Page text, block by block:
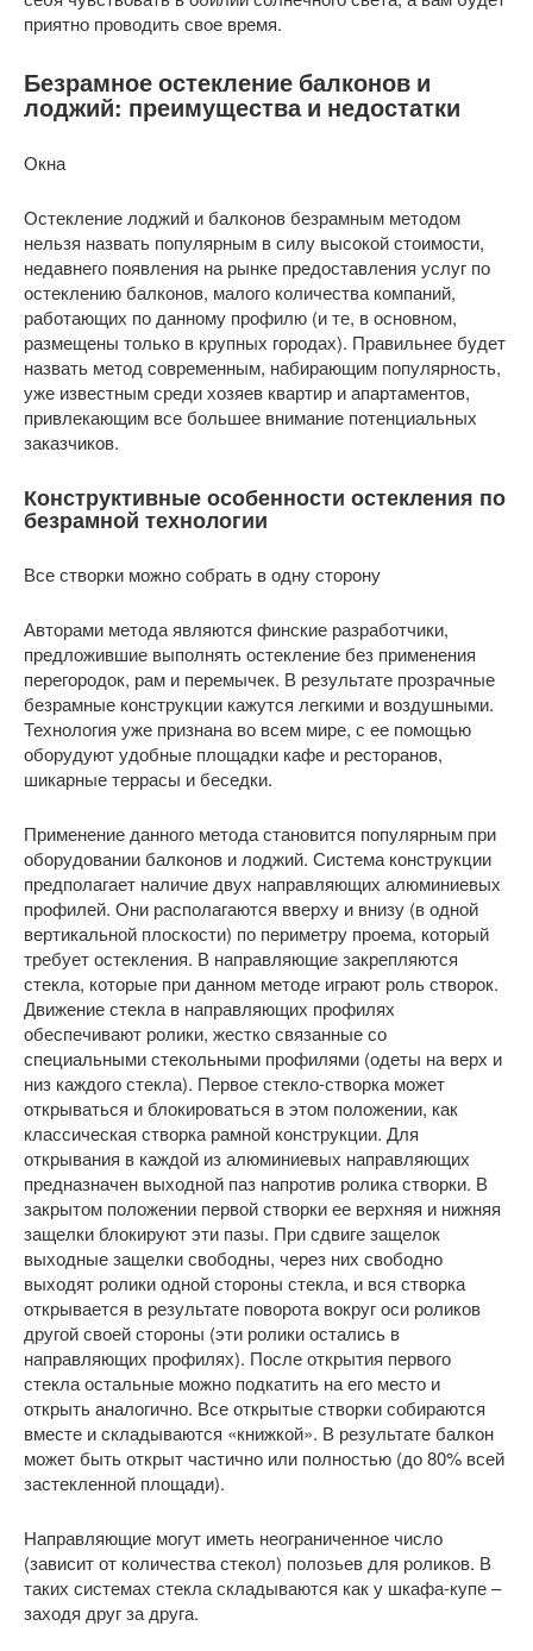
приятно проводить свое время.
Безрамное остекление балконов и
лоджий: преимущества и недостатки
Окна
Остекление лоджий и балконов безрамным методом
нельзя назвать популярным в силу высокой стоимости,
недавнего появления на рынке предоставления услуг по
остеклению балконов, малого количества компаний,
работающих по данному профилю (и те, в основном,
размещены только в крупных городах). Правильнее будет
назвать метод современным, набирающим популярность,
уже известным среди хозяев квартир и апартаментов,
привлекающим все большее внимание потенциальных
заказчиков.
Конструктивные особенности остекления по
безрамной технологии
Все створки можно собрать в одну сторону
Авторами метода являются финские разработчики,
предложившие выполнять остекление без применения
перегородок, рам и перемычек. В результате прозрачные
безрамные конструкции кажутся легкими и воздушными.
Технология уже признана во всем мире, с ее помощью
оборудуют удобные площадки кафе и ресторанов,
шикарные террасы и беседки.
Применение данного метода становится популярным при
оборудовании балконов и лоджий. Система конструкции
предполагает наличие двух направляющих алюминиевых
профилей. Они располагаются вверху и внизу (в одной
вертикальной плоскости) по периметру проема, который
требует остекления. В направляющие закрепляются
стекла, которые при данном методе играют роль створок.
Движение стекла в направляющих профилях
обеспечивают ролики, жестко связанные со
специальными стекольными профилями (одеты на верх и
низ каждого стекла). Первое стекло-створка может
открываться и блокироваться в этом положении, как
классическая створка рамной конструкции. Для
открывания в каждой из алюминиевых направляющих
предназначен выходной паз напротив ролика створки. В
закрытом положении первой створки ее верхняя и нижняя
защелки блокируют эти пазы. При сдвиге защелок
выходные защелки свободны, через них свободно
выходят ролики одной стороны стекла, и вся створка
открывается в результате поворота вокруг оси роликов
другой своей стороны (эти ролики остались в
направляющих профилях). После открытия первого
стекла остальные можно подкатить на его место и
открыть аналогично. Все открытые створки собираются
вместе и складываются «книжкой». В результате балкон
может быть открыт частично или полностью (до 80% всей
застекленной площади).
Направляющие могут иметь неограниченное число
(зависит от количества стекол) полозьев для роликов. В
таких системах стекла складываются как у шкафа-купе –
заходя друг за друга.